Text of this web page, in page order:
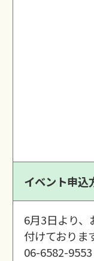
イベント申込
6月3日より
付けておりま
06-6582-9553